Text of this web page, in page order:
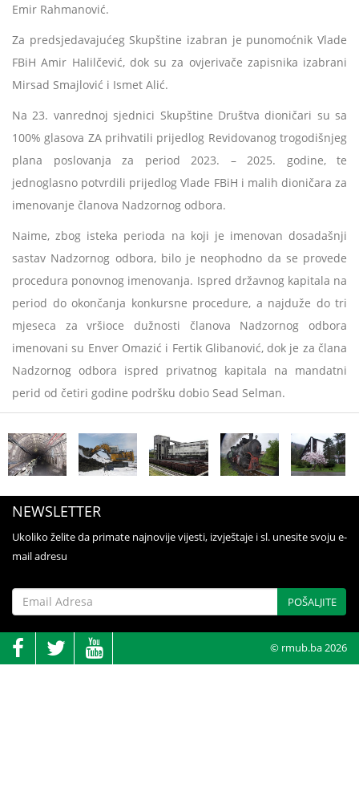
Emir Rahmanović.
Za predsjedavajućeg Skupštine izabran je punomoćnik Vlade
FBiH Amir Halilčević, dok su za ovjerivače zapisnika izabrani
Mirsad Smajlović i Ismet Alić.
Na 23. vanrednoj sjednici Skupštine Društva dioničari su sa
100% glasova ZA prihvatili prijedlog Revidovanog trogodišnjeg
plana poslovanja za period 2023. – 2025. godine, te
jednoglasno potvrdili prijedlog Vlade FBiH i malih dioničara za
imenovanje članova Nadzornog odbora.
Naime, zbog isteka perioda na koji je imenovan dosadašnji
sastav Nadzornog odbora, bilo je neophodno da se provede
procedura ponovnog imenovanja. Ispred državnog kapitala na
period do okončanja konkursne procedure, a najduže do tri
mjeseca za vršioce dužnosti članova Nadzornog odbora
imenovani su Enver Omazić i Fertik Glibanović, dok je za člana
Nadzornog odbora ispred privatnog kapitala na mandatni
perid od četiri godine podršku dobio Sead Selman.
NEWSLETTER
Ukoliko želite da primate najnovije vijesti, izvještaje i sl. unesite svoju e-
mail adresu
POŠALJITE
© rmub.ba 2026